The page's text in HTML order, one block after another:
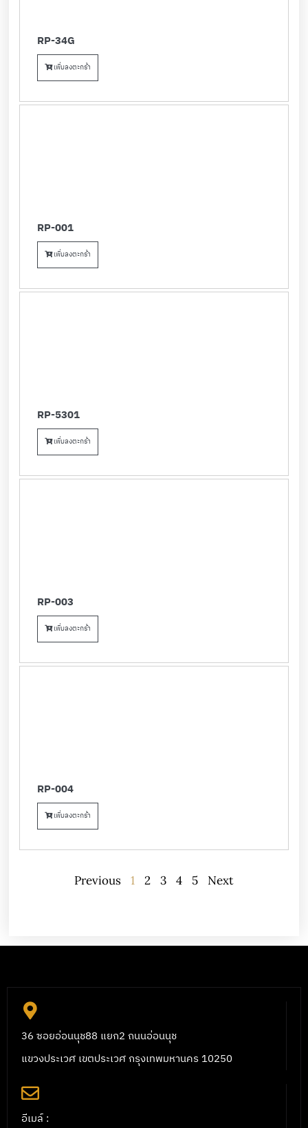
RP-34G
เพิ่มลงตะกร้า
RP-001
เพิ่มลงตะกร้า
RP-5301
เพิ่มลงตะกร้า
RP-003
เพิ่มลงตะกร้า
RP-004
เพิ่มลงตะกร้า
Previous 1 2 3 4 5 Next
36 ซอยอ่อนนุช88 แยก2 ถนนอ่อนนุช
แขวงประเวศ เขตประเวศ กรุงเทพมหานคร 10250
อีเมล์ :